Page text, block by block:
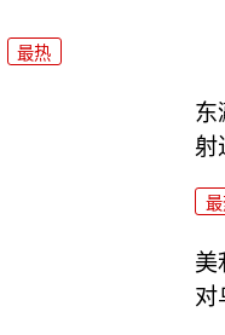
最热
东
射
美
对